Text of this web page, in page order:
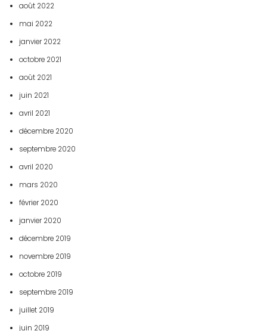
août 2022
mai 2022
janvier 2022
octobre 2021
août 2021
juin 2021
avril 2021
décembre 2020
septembre 2020
avril 2020
mars 2020
février 2020
janvier 2020
décembre 2019
novembre 2019
octobre 2019
septembre 2019
juillet 2019
juin 2019